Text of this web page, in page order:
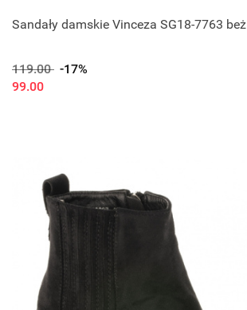
Sandały damskie Vinceza SG18-7763 beż
119.00 -17%
99.00